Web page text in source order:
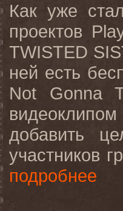
Как уже
проектов
TWISTED
ней есть
Not
Gonna
добавить
участников
подробнее